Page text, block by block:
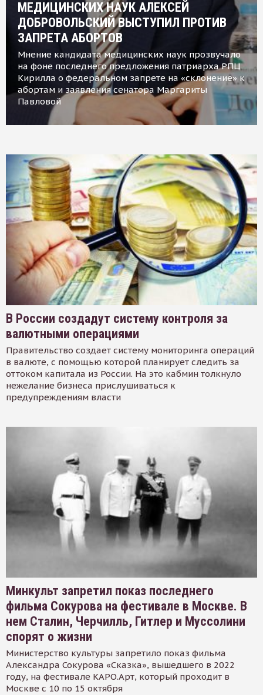
МЕДИЦИНСКИХ НАУК АЛЕКСЕЙ
ДОБРОВОЛЬСКИЙ ВЫСТУПИЛ ПРОТИВ
ЗАПРЕТА АБОРТОВ
Мнение кандидата медицинских наук прозвучало
на фоне последнего предложения патриарха РПЦ
Кирилла о федеральном запрете на «склонение» к
абортам и заявления сенатора Маргариты
Павловой
В России создадут систему контроля за
валютными операциями
Правительство создает систему мониторинга операций
в валюте, с помощью которой планирует следить за
оттоком капитала из России. На это кабмин толкнуло
нежелание бизнеса прислушиваться к
предупреждениям власти
Минкульт запретил показ последнего
фильма Сокурова на фестивале в Москве. В
нем Сталин, Черчилль, Гитлер и Муссолини
спорят о жизни
Министерство культуры запретило показ фильма
Александра Сокурова «Сказка», вышедшего в 2022
году, на фестивале КАРО.Арт, который проходит в
Москве с 10 по 15 октября